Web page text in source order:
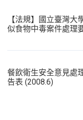
【法規】國立臺灣大
似食物中毒案件處理
餐飲衛生安全意見處
告表 (2008.6)